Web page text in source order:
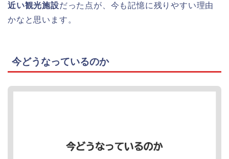
近い観光施設だった点が、今も記憶に残りやすい理由
かなと思います。
今どうなっているのか